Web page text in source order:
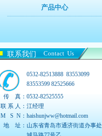
产品中心
联系我们 Contact Us
0532-82513888 83553099
83553599 82525666
传 真： 0532-82525555
联 系 人： 江经理
M S N： haishunjww@hotmail.com
地 址： 山东省青岛市通济街道办事处